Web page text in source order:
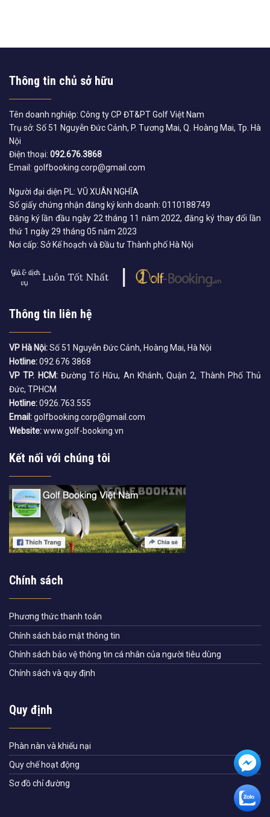
Thông tin chủ sở hữu
Tên doanh nghiệp: Công ty CP ĐT&PT Golf Việt Nam
Trụ sở: Số 51 Nguyễn Đức Cảnh, P. Tương Mai, Q. Hoàng Mai, Tp. Hà
Nội
Điện thoại: 092.676.3868
Email: golfbooking.corp@gmail.com
Người đại diện PL: VŨ XUÂN NGHĨA
Số giấy chứng nhận đăng ký kinh doanh: 0110188749
Đăng ký lần đầu ngày 22 tháng 11 năm 2022, đăng ký thay đổi lần
thứ 1 ngày 29 tháng 05 năm 2023
Nơi cấp: Sở Kế hoạch và Đầu tư Thành phố Hà Nội
Thông tin liên hệ
VP Hà Nội:Số 51 Nguyễn Đức Cảnh, Hoàng Mai, Hà Nội
Hotline:092 676 3868
VP TP. HCM:Đường Tố Hữu, An Khánh, Quận 2, Thành Phố Thủ
Đức, TPHCM
Hotline:0926.763.555
Email:golfbooking.corp@gmail.com
Website:www.golf-booking.vn
Kết nối với chúng tôi
Chính sách
Phương thức thanh toán
Chính sách bảo mật thông tin
Chính sách bảo vệ thông tin cá nhân của người tiêu dùng
Chính sách và quy định
Quy định
Phàn nàn và khiếu nại
Quy chế hoạt động
Sơ đồ chỉ đường